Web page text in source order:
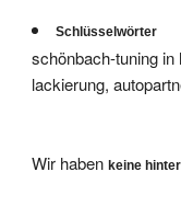
Schlüsselwörter
schönbach-tuning
lackierung,
Wir habenkeine